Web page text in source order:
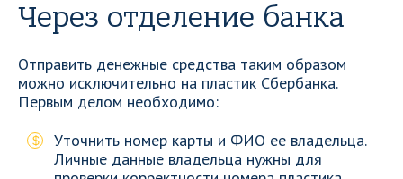
Через отделение банка
Отправить денежные средства таким образом
можно исключительно на пластик Сбербанка.
Первым делом необходимо:
Уточнить номер карты и ФИО ее владельца.
Личные данные владельца нужны для